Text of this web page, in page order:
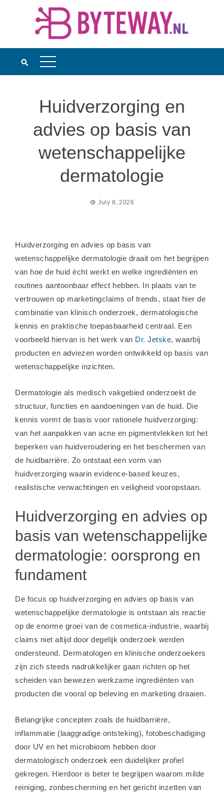
Huidverzorging en
advies op basis van
wetenschappelijke
dermatologie
July 8, 2026
Huidverzorging en advies op basis van
wetenschappelijke dermatologie draait om het begrijpen
van hoe de huid écht werkt en welke ingrediënten en
routines aantoonbaar effect hebben. In plaats van te
vertrouwen op marketingclaims of trends, staat hier de
combinatie van klinisch onderzoek, dermatologische
kennis en praktische toepasbaarheid centraal. Een
voorbeeld hiervan is het werk van Dr. Jetske, waarbij
producten en adviezen worden ontwikkeld op basis van
wetenschappelijke inzichten.
Dermatologie als medisch vakgebied onderzoekt de
structuur, functies en aandoeningen van de huid. Die
kennis vormt de basis voor rationele huidverzorging:
van het aanpakken van acne en pigmentvlekken tot het
beperken van huidveroudering en het beschermen van
de huidbarrière. Zo ontstaat een vorm van
huidverzorging waarin evidence-based keuzes,
realistische verwachtingen en veiligheid vooropstaan.
Huidverzorging en advies op
basis van wetenschappelijke
dermatologie: oorsprong en
fundament
De focus op huidverzorging en advies op basis van
wetenschappelijke dermatologie is ontstaan als reactie
op de enorme groei van de cosmetica-industrie, waarbij
claims niet altijd door degelijk onderzoek werden
ondersteund. Dermatologen en klinische onderzoekers
zijn zich steeds nadrukkelijker gaan richten op het
scheiden van bewezen werkzame ingrediënten van
producten die vooral op beleving en marketing draaien.
Belangrijke concepten zoals de huidbarrière,
inflammatie (laaggradige ontsteking), fotobeschadiging
door UV en het microbioom hebben door
dermatologisch onderzoek een duidelijker profiel
gekregen. Hierdoor is beter te begrijpen waarom milde
reiniging, zonbescherming en het gericht inzetten van